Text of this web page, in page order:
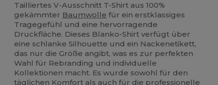
Tailliertes V-Ausschnitt T-Shirt aus 100%
gekämmter Baumwolle für ein erstklassiges
Tragegefühl und eine hervorragende
Druckfläche. Dieses Blanko-Shirt verfügt über
eine schlanke Silhouette und ein Nackenetikett,
das nur die Größe angibt, was es zur perfekten
Wahl für Rebranding und individuelle
Kollektionen macht. Es wurde sowohl für den
täglichen Komfort als auch für die professionelle